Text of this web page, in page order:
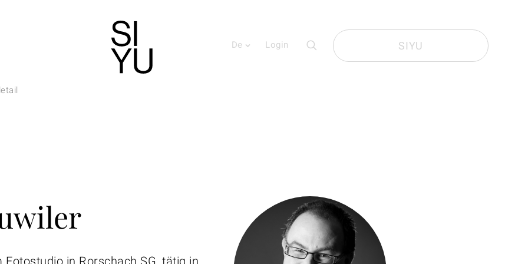
SIYU
Login
De
in Rorschach SG, tätig in